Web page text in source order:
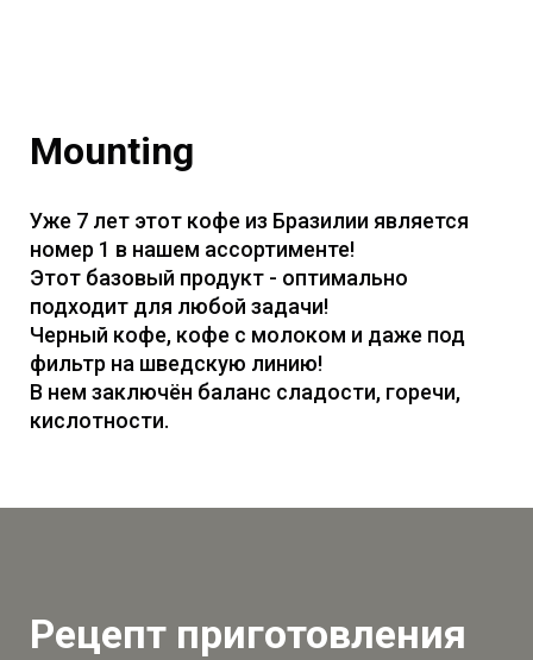
Mounting
Уже 7 лет этот кофе из Бразилии является
номер 1 в нашем ассортименте!
Этот базовый продукт - оптимально
подходит для любой задачи!
Черный кофе, кофе с молоком и даже под
фильтр на шведскую линию!
В нем заключён баланс сладости, горечи,
кислотности.
Рецепт приготовления